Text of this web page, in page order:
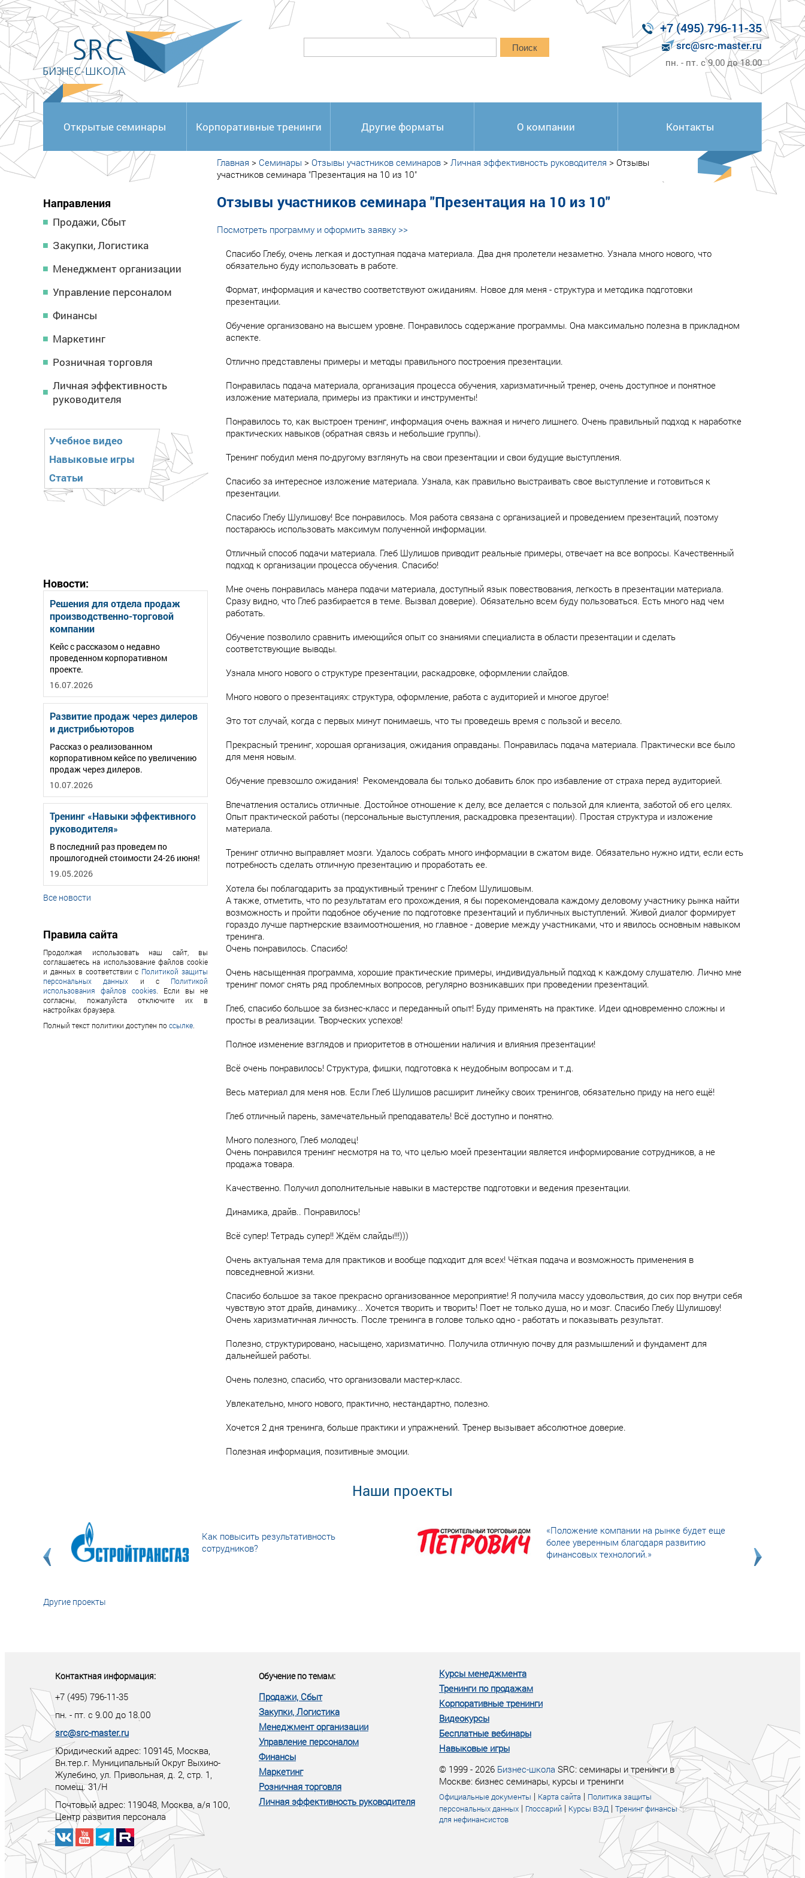
<
Поиск
+7 (495) 796-11-35
src@src-master.ru
пн. - пт. с 9.00 до 18.00
Открытые семинары Корпоративные тренинги Другие форматы О компании Контакты
Направления
Продажи, Сбыт
Закупки, Логистика
Менеджмент организации
Управление персоналом
Финансы
Маркетинг
Розничная торговля
Личная эффективность
руководителя
Учебное видео
Навыковые игры
Статьи
Новости:
Решения для отдела продаж
производственно-торговой
компании
Кейс с рассказом о недавно
проведенном корпоративном
проекте.
16.07.2026
Развитие продаж через дилеров
и дистрибьюторов
Рассказ о реализованном
корпоративном кейсе по увеличению
продаж через дилеров.
10.07.2026
Тренинг «Навыки эффективного
руководителя»
В последний раз проведем по
прошлогодней стоимости 24-26 июня!
19.05.2026
Все новости
Правила сайта
Продолжая использовать наш сайт, вы
соглашаетесь на использование файлов cookie
и данных в соответствии с Политикой защиты
персональных данных и с Политикой
использования файлов cookies . Если вы не
согласны, пожалуйста отключите их в
настройках браузера.
Полный текст политики доступен поссылке
Главная > Семинары > Отзывы участников семинаров > Личная эффективность руководителя > Отзывы
участников семинара "Презентация на 10 из 10"
Отзывы участников семинара "Презентация на 10 из 10"
Посмотреть программу и оформить заявку >>
Спасибо Глебу, очень легкая и доступная подача материала. Два дня пролетели незаметно. Узнала много нового, что
обязательно буду использовать в работе.
Формат, информация и качество соответствуют ожиданиям. Новое для меня - структура и методика подготовки
презентации.
Обучение организовано на высшем уровне. Понравилось содержание программы. Она максимально полезна в прикладном
аспекте.
Отлично представлены примеры и методы правильного построения презентации.
Понравилась подача материала, организация процесса обучения, харизматичный тренер, очень доступное и понятное
изложение материала, примеры из практики и инструменты!
Понравилось то, как выстроен тренинг, информация очень важная и ничего лишнего. Очень правильный подход к наработке
практических навыков (обратная связь и небольшие группы).
Тренинг побудил меня по-другому взглянуть на свои презентации и свои будущие выступления.
Спасибо за интересное изложение материала. Узнала, как правильно выстраивать свое выступление и готовиться к
презентации.
Спасибо Глебу Шулишову! Все понравилось. Моя работа связана с организацией и проведением презентаций, поэтому
постараюсь использовать максимум полученной информации.
Отличный способ подачи материала. Глеб Шулишов приводит реальные примеры, отвечает на все вопросы. Качественный
подход к организации процесса обучения. Спасибо!
Мне очень понравилась манера подачи материала, доступный язык повествования, легкость в презентации материала.
Сразу видно, что Глеб разбирается в теме. Вызвал доверие). Обязательно всем буду пользоваться. Есть много над чем
работать.
Обучение позволило сравнить имеющийся опыт со знаниями специалиста в области презентации и сделать
соответствующие выводы.
Узнала много нового о структуре презентации, раскадровке, оформлении слайдов.
Много нового о презентациях: структура, оформление, работа с аудиторией и многое другое!
Это тот случай, когда с первых минут понимаешь, что ты проведешь время с пользой и весело.
Прекрасный тренинг, хорошая организация, ожидания оправданы. Понравилась подача материала. Практически все было
для меня новым.
Обучение превзошло ожидания! Рекомендовала бы только добавить блок про избавление от страха перед аудиторией.
Впечатления остались отличные. Достойное отношение к делу, все делается с пользой для клиента, заботой об его целях.
Опыт практической работы (персональные выступления, раскадровка презентации). Простая структура и изложение
материала.
Тренинг отлично выправляет мозги. Удалось собрать много информации в сжатом виде. Обязательно нужно идти, если есть
потребность сделать отличную презентацию и проработать ее.
Хотела бы поблагодарить за продуктивный тренинг с Глебом Шулишовым.
А также, отметить, что по результатам его прохождения, я бы порекомендовала каждому деловому участнику рынка найти
возможность и пройти подобное обучение по подготовке презентаций и публичных выступлений. Живой диалог формирует
гораздо лучше партнерские взаимоотношения, но главное - доверие между участниками, что и явилось основным навыком
тренинга.
Очень понравилось. Спасибо!
Очень насыщенная программа, хорошие практические примеры, индивидуальный подход к каждому слушателю. Лично мне
тренинг помог снять ряд проблемных вопросов, регулярно возникавших при проведении презентаций.
Глеб, спасибо большое за бизнес-класс и переданный опыт! Буду применять на практике. Идеи одновременно сложны и
просты в реализации. Творческих успехов!
Полное изменение взглядов и приоритетов в отношении наличия и влияния презентации!
Всё очень понравилось! Структура, фишки, подготовка к неудобным вопросам и т.д.
Весь материал для меня нов. Если Глеб Шулишов расширит линейку своих тренингов, обязательно приду на него ещё!
Глеб отличный парень, замечательный преподаватель! Всё доступно и понятно.
Много полезного, Глеб молодец!
Очень понравился тренинг несмотря на то, что целью моей презентации является информирование сотрудников, а не
продажа товара.
Качественно. Получил дополнительные навыки в мастерстве подготовки и ведения презентации.
Динамика, драйв.. Понравилось!
Всё супер! Тетрадь супер!! Ждём слайды!!!)))
Очень актуальная тема для практиков и вообще подходит для всех! Чёткая подача и возможность применения в
повседневной жизни.
Спасибо большое за такое прекрасно организованное мероприятие! Я получила массу удовольствия, до сих пор внутри себя
чувствую этот драйв, динамику... Хочется творить и творить! Поет не только душа, но и мозг. Спасибо Глебу Шулишову!
Очень харизматичная личность. После тренинга в голове только одно - работать и показывать результат.
Полезно, структурировано, насыщено, харизматично. Получила отличную почву для размышлений и фундамент для
дальнейшей работы.
Очень полезно, спасибо, что организовали мастер-класс.
Увлекательно, много нового, практично, нестандартно, полезно.
Хочется 2 дня тренинга, больше практики и упражнений. Тренер вызывает абсолютное доверие.
Полезная информация, позитивные эмоции.
Наши проекты
Как повысить результативность
сотрудников?
«Положение компании на рынке будет еще
более уверенным благодаря развитию
финансовых технологий.»
Другие проекты
Контактная информация:
+7 (495) 796-11-35
пн. - пт. с 9.00 до 18.00
src@src-master.ru
Юридический адрес: 109145, Москва,
Вн.тер.г. Муниципальный Округ Выхино-
Жулебино, ул. Привольная, д. 2, стр. 1,
помещ. 31/Н
Почтовый адрес: 119048, Москва, а/я 100,
Центр развития персонала
Обучение по темам:
Продажи, Сбыт
Закупки, Логистика
Менеджмент организации
Управление персоналом
Финансы
Маркетинг
Розничная торговля
Личная эффективность руководителя
Курсы менеджмента
Тренинги по продажам
Корпоративные тренинги
Видеокурсы
Бесплатные вебинары
Навыковые игры
© 1999 - 2026 Бизнес-школа SRC: семинары и тренинги в
Москве: бизнес семинары, курсы и тренинги
Официальные документы | Карта сайта | Политика защиты
персональных данных | Глоссарий | Курсы ВЭД | Тренинг финансы
для нефинансистов